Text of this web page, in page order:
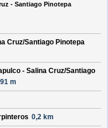
- Santiago Pinotepa
Cruz/Santiago Pinotepa
- Salina Cruz/Santiago
91 m
0,2 km